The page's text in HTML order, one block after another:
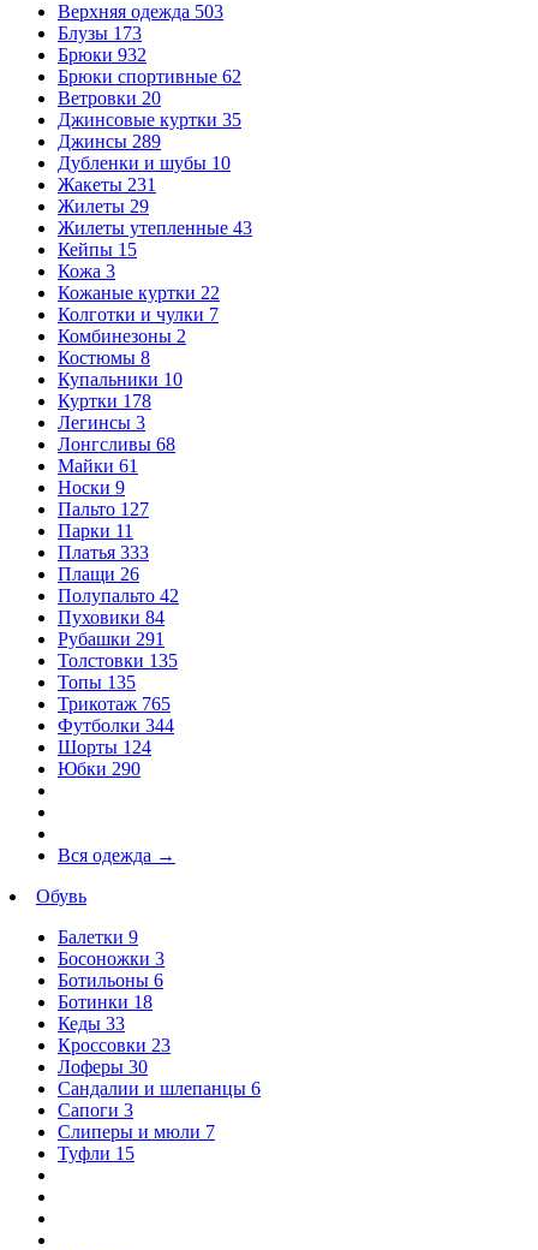
Верхняя одежда 503
Блузы 173
Брюки 932
Брюки спортивные 62
Ветровки 20
Джинсовые куртки 35
Джинсы 289
Дубленки и шубы 10
Жакеты 231
Жилеты 29
Жилеты утепленные 43
Кейпы 15
Кожа 3
Кожаные куртки 22
Колготки и чулки 7
Комбинезоны 2
Костюмы 8
Купальники 10
Куртки 178
Легинсы 3
Лонгсливы 68
Майки 61
Носки 9
Пальто 127
Парки 11
Платья 333
Плащи 26
Полупальто 42
Пуховики 84
Рубашки 291
Толстовки 135
Топы 135
Трикотаж 765
Футболки 344
Шорты 124
Юбки 290
Вся одежда →
Обувь
Балетки 9
Босоножки 3
Ботильоны 6
Ботинки 18
Кеды 33
Кроссовки 23
Лоферы 30
Сандалии и шлепанцы 6
Сапоги 3
Слиперы и мюли 7
Туфли 15